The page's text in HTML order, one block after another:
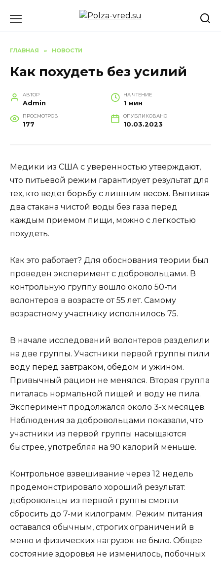
ГЛАВНАЯ » НОВОСТИ
Как похудеть без усилий
АВТОР
Admin
НА ЧТЕНИЕ
1 мин
ПРОСМОТРОВ
177
ОПУБЛИКОВАНО
10.03.2023
Медики из США с уверенностью утверждают,
что питьевой режим гарантирует результат для
тех, кто ведет борьбу с лишним весом. Выпивая
два стакана чистой воды без газа перед
каждым приемом пищи, можно с легкостью
похудеть.
Как это работает? Для обоснования теории был
проведен эксперимент с добровольцами. В
контрольную группу вошло около 50-ти
волонтеров в возрасте от 55 лет. Самому
возрастному участнику исполнилось 75.
В начале исследований волонтеров разделили
на две группы. Участники первой группы пили
воду перед завтраком, обедом и ужином.
Привычный рацион не менялся. Вторая группа
питалась нормальной пищей и воду не пила.
Эксперимент продолжался около 3-х месяцев.
Наблюдения за добровольцами показали, что
участники из первой группы насыщаются
быстрее, употребляя на 90 калорий меньше.
Контрольное взвешивание через 12 недель
продемонстрировало хороший результат:
добровольцы из первой группы смогли
сбросить до 7-ми килограмм. Режим питания
оставался обычным, строгих ограничений в
меню и физических нагрузок не было. Общее
состояние здоровья не изменилось, побочных